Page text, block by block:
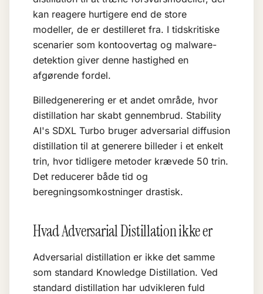
kan reagere hurtigere end de store
modeller, de er destilleret fra. I tidskritiske
scenarier som kontoovertag og malware-
detektion giver denne hastighed en
afgørende fordel.
Billedgenerering er et andet område, hvor
distillation har skabt gennembrud. Stability
AI's SDXL Turbo bruger adversarial diffusion
distillation til at generere billeder i et enkelt
trin, hvor tidligere metoder krævede 50 trin.
Det reducerer både tid og
beregningsomkostninger drastisk.
Hvad Adversarial Distillation ikke er
Adversarial distillation er ikke det samme
som standard Knowledge Distillation. Ved
standard distillation har udvikleren fuld